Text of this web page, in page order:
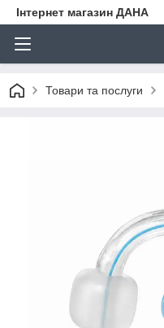
Інтернет магазин ДАНА
Товари та послуги